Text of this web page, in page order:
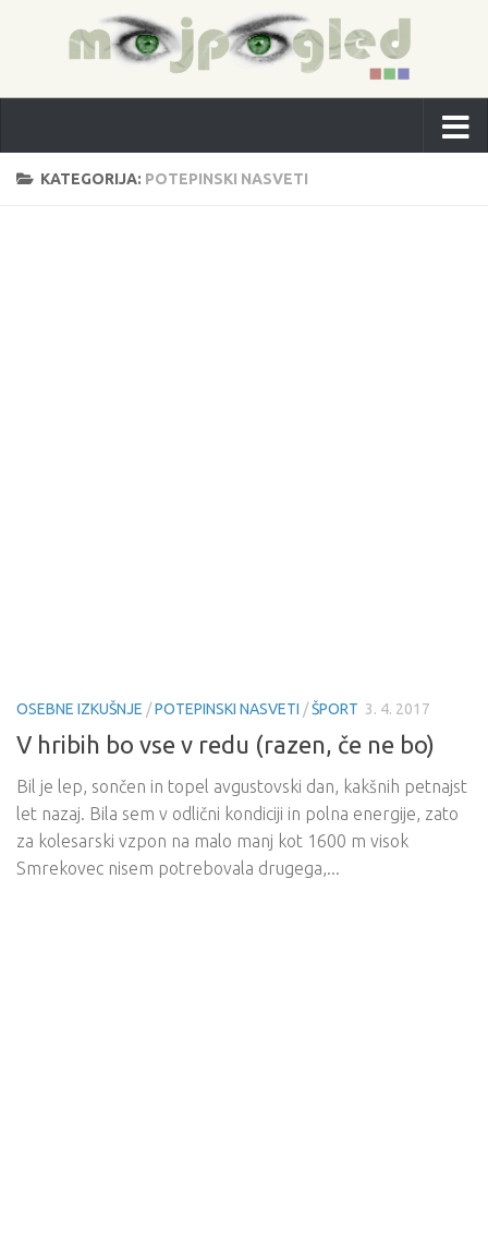
KATEGORIJA: POTEPINSKI NASVETI
OSEBNE IZKUŠNJE /POTEPINSKI NASVETI /ŠPORT 3. 4. 2017
V hribih bo vse v redu (razen, če ne bo)
Bil je lep, sončen in topel avgustovski dan, kakšnih petnajst
let nazaj. Bila sem v odlični kondiciji in polna energije, zato
za kolesarski vzpon na malo manj kot 1600 m visok
Smrekovec nisem potrebovala drugega,...